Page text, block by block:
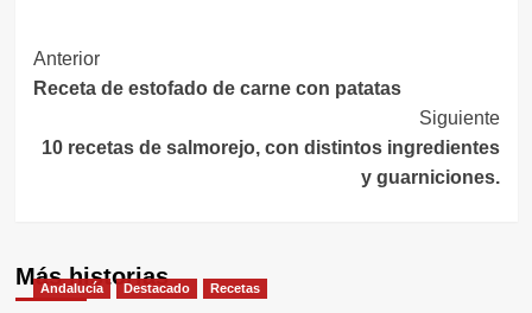
Navegación
de
entradas
Anterior
Receta de estofado de carne con patatas
Siguiente
10 recetas de salmorejo, con distintos ingredientes
y guarniciones.
Más historias
Andalucía Destacado Recetas